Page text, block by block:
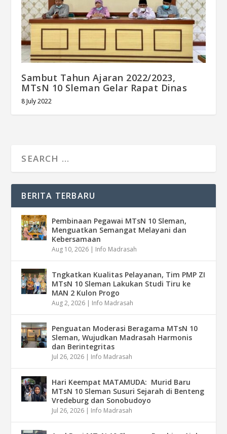
Sambut Tahun Ajaran 2022/2023,
MTsN 10 Sleman Gelar Rapat Dinas
8 July 2022
BERITA TERBARU
Pembinaan Pegawai MTsN 10 Sleman,
Menguatkan Semangat Melayani dan
Kebersamaan
Aug 10, 2026 | Info Madrasah
Tngkatkan Kualitas Pelayanan, Tim PMP ZI
MTsN 10 Sleman Lakukan Studi Tiru ke
MAN 2 Kulon Progo
Aug 2, 2026 | Info Madrasah
Penguatan Moderasi Beragama MTsN 10
Sleman, Wujudkan Madrasah Harmonis
dan Berintegritas
Jul 26, 2026 | Info Madrasah
Hari Keempat MATAMUDA: Murid Baru
MTsN 10 Sleman Susuri Sejarah di Benteng
Vredeburg dan Sonobudoyo
Jul 26, 2026 | Info Madrasah